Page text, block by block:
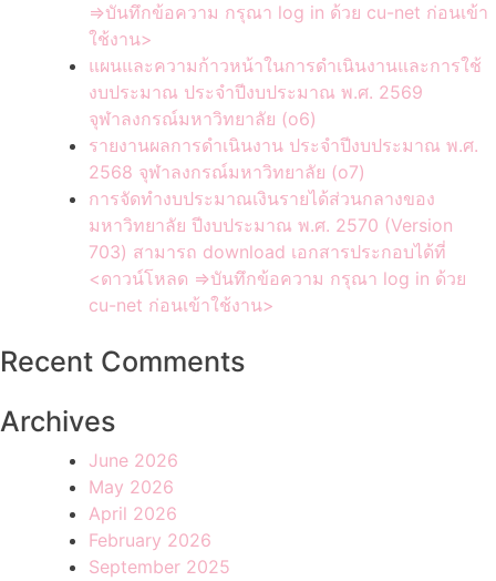
=>บันทึกข้อความ กรุณา log in ด้วย cu-net ก่อนเข้า
ใช้งาน>
แผนและความก้าวหน้าในการดำเนินงานและการใช้
งบประมาณ ประจำปีงบประมาณ พ.ศ. 2569
จุฬาลงกรณ์มหาวิทยาลัย (o6)
รายงานผลการดำเนินงาน ประจำปีงบประมาณ พ.ศ.
2568 จุฬาลงกรณ์มหาวิทยาลัย (o7)
การจัดทำงบประมาณเงินรายได้ส่วนกลางของ
มหาวิทยาลัย ปีงบประมาณ พ.ศ. 2570 (Version
703) สามารถ download เอกสารประกอบได้ที่
<ดาวน์โหลด =>บันทึกข้อความ กรุณา log in ด้วย
cu-net ก่อนเข้าใช้งาน>
Recent Comments
Archives
June 2026
May 2026
April 2026
February 2026
September 2025